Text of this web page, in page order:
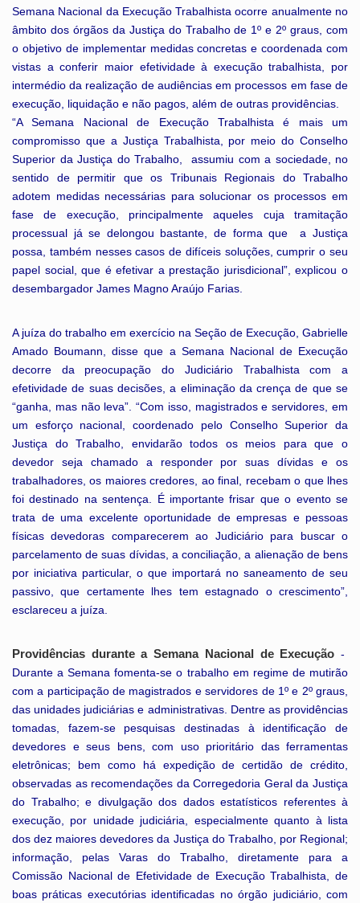
Semana Nacional da Execução Trabalhista ocorre anualmente no
âmbito dos órgãos da Justiça do Trabalho de 1º e 2º graus, com
o objetivo de implementar medidas concretas e coordenada com
vistas a conferir maior efetividade à execução trabalhista, por
intermédio da realização de audiências em processos em fase de
execução, liquidação e não pagos, além de outras providências.
“A Semana Nacional de Execução Trabalhista é mais um
compromisso que a Justiça Trabalhista, por meio do Conselho
Superior da Justiça do Trabalho, assumiu com a sociedade, no
sentido de permitir que os Tribunais Regionais do Trabalho
adotem medidas necessárias para solucionar os processos em
fase de execução, principalmente aqueles cuja tramitação
processual já se delongou bastante, de forma que a Justiça
possa, também nesses casos de difíceis soluções, cumprir o seu
papel social, que é efetivar a prestação jurisdicional”, explicou o
desembargador James Magno Araújo Farias.
A juíza do trabalho em exercício na Seção de Execução, Gabrielle
Amado Boumann, disse que a Semana Nacional de Execução
decorre da preocupação do Judiciário Trabalhista com a
efetividade de suas decisões, a eliminação da crença de que se
“ganha, mas não leva”. “Com isso, magistrados e servidores, em
um esforço nacional, coordenado pelo Conselho Superior da
Justiça do Trabalho, envidarão todos os meios para que o
devedor seja chamado a responder por suas dívidas e os
trabalhadores, os maiores credores, ao final, recebam o que lhes
foi destinado na sentença. É importante frisar que o evento se
trata de uma excelente oportunidade de empresas e pessoas
físicas devedoras comparecerem ao Judiciário para buscar o
parcelamento de suas dívidas, a conciliação, a alienação de bens
por iniciativa particular, o que importará no saneamento de seu
passivo, que certamente lhes tem estagnado o crescimento”,
esclareceu a juíza.
Providências durante a Semana Nacional de Execução -
Durante a Semana fomenta-se o trabalho em regime de mutirão
com a participação de magistrados e servidores de 1º e 2º graus,
das unidades judiciárias e administrativas. Dentre as providências
tomadas, fazem-se pesquisas destinadas à identificação de
devedores e seus bens, com uso prioritário das ferramentas
eletrônicas; bem como há expedição de certidão de crédito,
observadas as recomendações da Corregedoria Geral da Justiça
do Trabalho; e divulgação dos dados estatísticos referentes à
execução, por unidade judiciária, especialmente quanto à lista
dos dez maiores devedores da Justiça do Trabalho, por Regional;
informação, pelas Varas do Trabalho, diretamente para a
Comissão Nacional de Efetividade de Execução Trabalhista, de
boas práticas executórias identificadas no órgão judiciário, com